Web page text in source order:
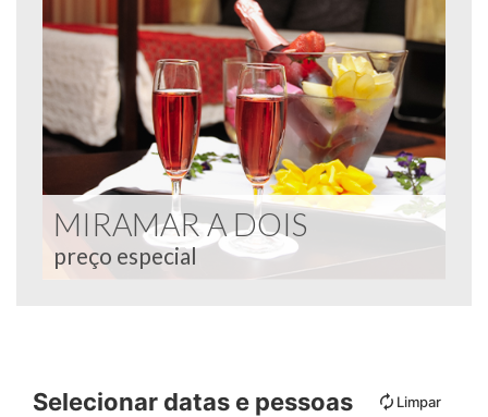
MIRAMAR A DOIS
preço especial
Selecionar datas e pessoas Limpar